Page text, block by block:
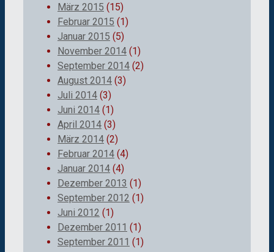
März 2015 (15)
Februar 2015 (1)
Januar 2015 (5)
November 2014 (1)
September 2014 (2)
August 2014 (3)
Juli 2014 (3)
Juni 2014 (1)
April 2014 (3)
März 2014 (2)
Februar 2014 (4)
Januar 2014 (4)
Dezember 2013 (1)
September 2012 (1)
Juni 2012 (1)
Dezember 2011 (1)
September 2011 (1)